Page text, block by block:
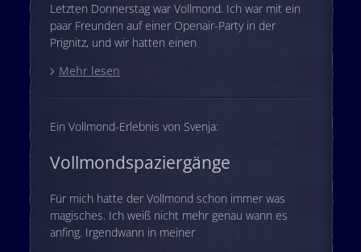
Letzten Donnerstag war Vollmond. Ich war mit ein
paar Freunden auf einer Openair-Party in der
Prignitz, und wir hatten einen
Mehr lesen
Ein Vollmond-Erlebnis von Svenja:
Vollmondspaziergänge
Für mich hatte der Vollmond schon immer was
magisches. Ich weiß nicht mehr genau wann es
anfing. Irgendwann in meiner